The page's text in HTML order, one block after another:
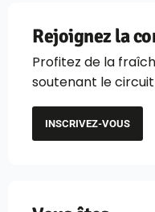
Rejoignez la
Profitez de la
soutenant le
INSCRIVEZ-VOUS